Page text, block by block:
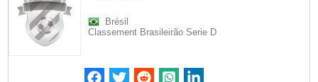
Brésil
Classement Brasileirão Serie D